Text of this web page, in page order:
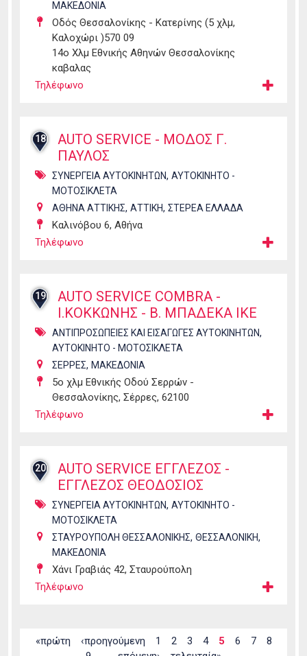
ΜΑΚΕΔΟΝΙΑ
Οδός Θεσσαλονίκης - Κατερίνης (5 χλμ,
Καλοχώρι )570 09
14ο Χλμ Εθνικής Αθηνών Θεσσαλονίκης
καβαλας
Τηλέφωνο
18
AUTO SERVICE - ΜΟΔΟΣ Γ.
ΠΑΥΛΟΣ
ΣΥΝΕΡΓΕΙΑ ΑΥΤΟΚΙΝΗΤΩΝ, ΑΥΤΟΚΙΝΗΤΟ -
ΜΟΤΟΣΙΚΛΕΤΑ
ΑΘΗΝΑ ΑΤΤΙΚΗΣ, ΑΤΤΙΚΗ, ΣΤΕΡΕΑ ΕΛΛΑΔΑ
Καλινόβου 6, Αθήνα
Τηλέφωνο
19
AUTO SERVICE COMBRA -
Ι.ΚΟΚΚΩΝΗΣ - Β. ΜΠΑΔΕΚΑ ΙΚΕ
ΑΝΤΙΠΡΟΣΩΠΕΙΕΣ ΚΑΙ ΕΙΣΑΓΩΓΕΣ ΑΥΤΟΚΙΝΗΤΩΝ,
ΑΥΤΟΚΙΝΗΤΟ - ΜΟΤΟΣΙΚΛΕΤΑ
ΣΕΡΡΕΣ, ΜΑΚΕΔΟΝΙΑ
5ο χλμ Εθνικής Οδού Σερρών -
Θεσσαλονίκης, Σέρρες, 62100
Τηλέφωνο
20
AUTO SERVICE ΕΓΓΛΕΖΟΣ -
ΕΓΓΛΕΖΟΣ ΘΕΟΔΟΣΙΟΣ
ΣΥΝΕΡΓΕΙΑ ΑΥΤΟΚΙΝΗΤΩΝ, ΑΥΤΟΚΙΝΗΤΟ -
ΜΟΤΟΣΙΚΛΕΤΑ
ΣΤΑΥΡΟΥΠΟΛΗ ΘΕΣΣΑΛΟΝΙΚΗΣ, ΘΕΣΣΑΛΟΝΙΚΗ,
ΜΑΚΕΔΟΝΙΑ
Χάνι Γραβιάς 42, Σταυρούπολη
Τηλέφωνο
«πρώτη ‹προηγούμενη 1 2 3 4 5 6 7
8